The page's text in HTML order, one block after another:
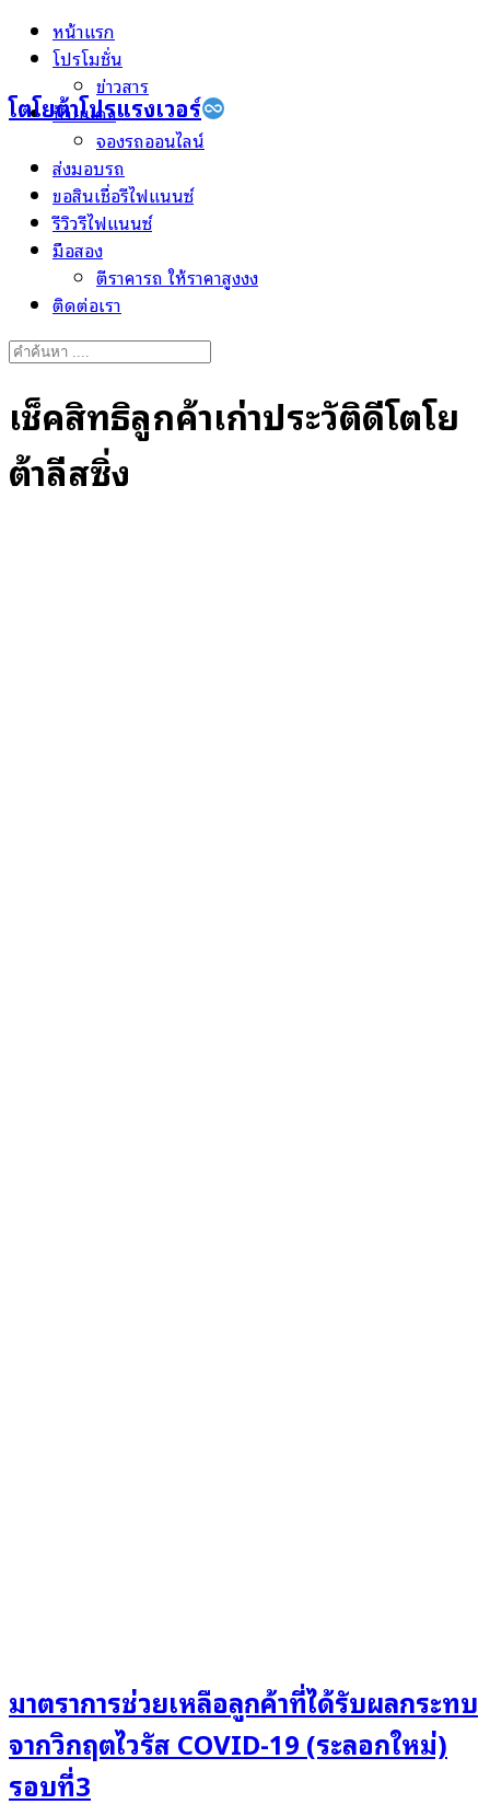
Skip
โตโยต้าโปรแรงเวอร์
หน้าแรก
โปรโมชั่น
ข่าวสาร
ป้ายแดง
จองรถออนไลน์
ส่งมอบรถ
ขอสินเชื่อรีไฟแนนซ์
รีวิวรีไฟแนนซ์
มือสอง
ตีราคารถ ให้ราคาสูงงง
ติดต่อเรา
Search
เช็คสิทธิ์ลูกค้าเก่าประวัติดีโตโย
ต้าลีสซิ่ง
มาตราการช่วยเหลือลูกค้าที่ได้รับผลกระทบ
จากวิกฤตไวรัส COVID-19 (ระลอกใหม่)
รอบที่3